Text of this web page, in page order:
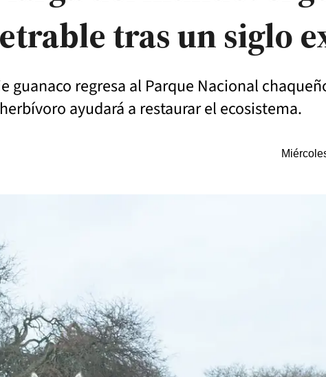
tras un siglo
guanaco regresa al Parque Nacional
ayudará a restaurar el ecosistema.